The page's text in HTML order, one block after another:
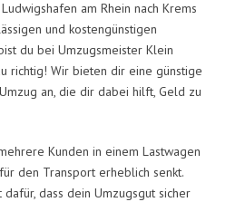
am Rhein nach Krems
und kostengünstigen
du bei Umzugsmeister Klein
richtig! Wir bieten dir eine günstige
an, die dir dabei hilft, Geld zu
Kunden in einem Lastwagen
den Transport erheblich senkt.
dass dein Umzugsgut sicher